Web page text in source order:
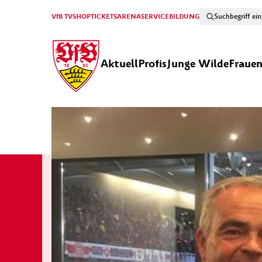
VfB TVSHOPTICKETSARENASERVICEBILDUNG
AktuellProfisJunge WildeFrauen